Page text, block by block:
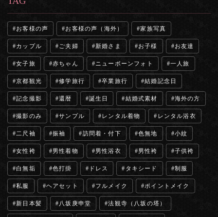
お客様の声 お客様の声（海外） 家族写真
カップル ご夫婦 新婚さま お子様 お友達
女子旅 赤ちゃん ニューボーンフォト 一人旅
京都観光 修学旅行 卒業旅行 結婚記念日
記念撮影 還暦 誕生日 結婚式素材 海外の方
撮影のみ サンプル レンタル着物 レンタル浴衣
二尺袖 振袖 訪問着・付下 色無地 小紋
女性袴 男性着物 男性浴衣 男性袴 子供袴
白無垢 色打掛 ドレス タキシード 制服
私服 ヘアセット フルメイク ポイントメイク
新日本髪 八坂庚申堂 法観寺（八坂の塔）